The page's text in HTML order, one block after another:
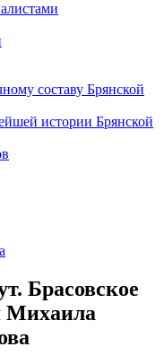
составу Брянской
истории Брянской
Брасовское
Михаила